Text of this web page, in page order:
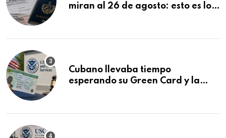
miran al 26 de agosto: esto es lo
Cubano llevaba tiempo
esperando su Green Card y la